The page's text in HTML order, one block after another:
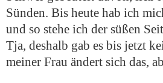
Sünden. Bis heute hab ich
und so stehe ich der süßen
Tja, deshalb gab es bis jetzt
meiner Frau ändert sich das,